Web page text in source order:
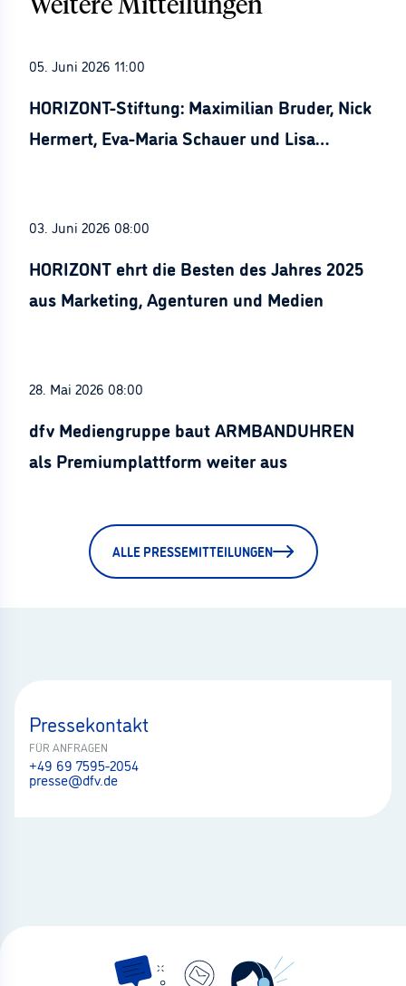
Weitere Mitteilungen
05. Juni 2026 11:00
HORIZONT-Stiftung: Maximilian Bruder, Nick
Hermert, Eva-Maria Schauer und Lisa
03. Juni 2026 08:00
HORIZONT ehrt die Besten des Jahres 2025
aus Marketing, Agenturen und Medien
28. Mai 2026 08:00
dfv Mediengruppe baut ARMBANDUHREN
als Premiumplattform weiter aus
ALLE PRESSEMITTEILUNGEN
Pressekontakt
FÜR ANFRAGEN
+49 69 7595-2054
presse@dfv.de